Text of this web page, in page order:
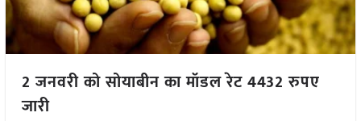
2 जनवरी को सोयाबीन का मॉडल रेट 4432 रुपए
जारी